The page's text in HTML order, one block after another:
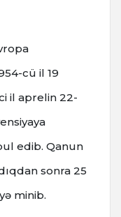
cü il 19
il aprelin 22-
edib. Qanun
sonra 25
minib.